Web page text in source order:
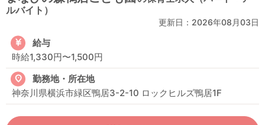
ルバイト）
更新日： 2026年08月03日
給与
時給1,330円〜1,500円
勤務地・所在地
神奈川県横浜市緑区鴨居3-2-10 ロックヒルズ鴨居1F